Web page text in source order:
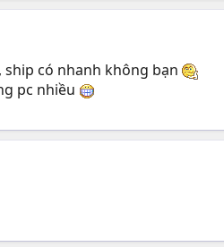
, ship có nhanh không bạn
pc nhiều